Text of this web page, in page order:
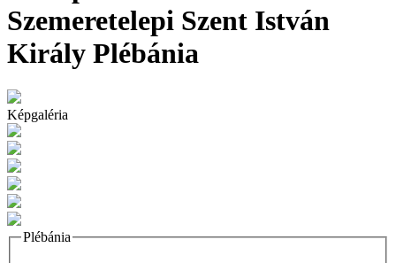
Szemeretelepi Szent István
Király Plébánia
Képgaléria
Plébánia